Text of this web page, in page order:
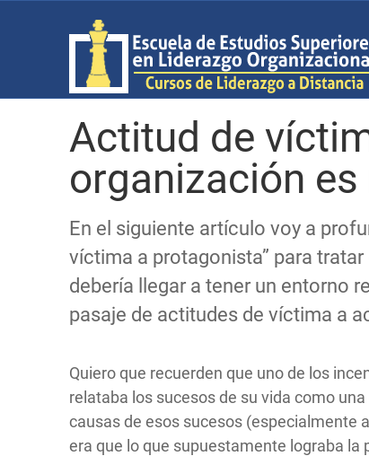
Actitud de
organización
En el siguiente artículo voy a
víctima a protagonista” para
debería llegar a tener un entorno
pasaje de actitudes de víctima a
Quiero que recuerden que uno de los
relataba los sucesos de su vida como
causas de esos sucesos (especialmente
era que lo que supuestamente lograba la